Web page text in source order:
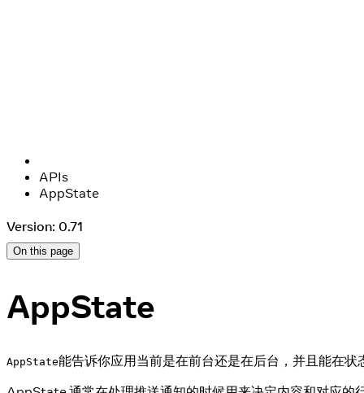
APIs
AppState
Version: 0.71
On this page
AppState
AppState能告诉你应用当前是在前台还是在后台，并且能在状